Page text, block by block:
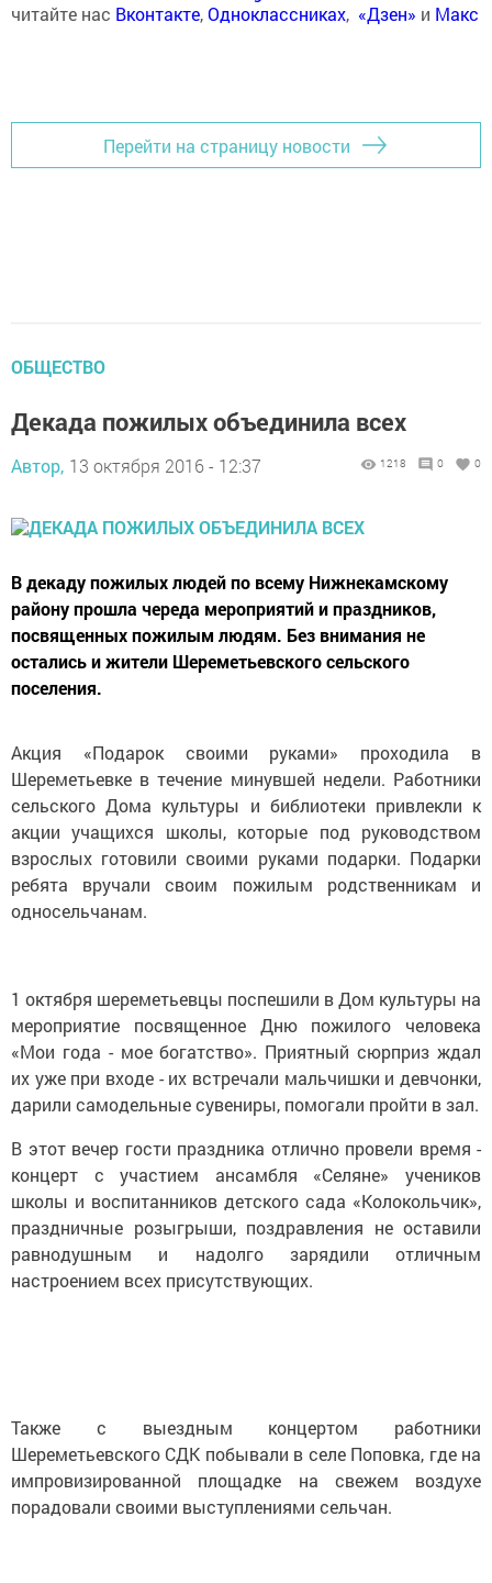
читайте нас Вконтакте,Одноклассниках, «Дзен» и Макс
Перейти на страницу новости
ОБЩЕСТВО
Декада пожилых объединила всех
Автор, 13 октября 2016 - 12:37 1218 0 0
В декаду пожилых людей по всему Нижнекамскому
району прошла череда мероприятий и праздников,
посвященных пожилым людям. Без внимания не
остались и жители Шереметьевского сельского
поселения.
Акция «Подарок своими руками» проходила в
Шереметьевке в течение минувшей недели. Работники
сельского Дома культуры и библиотеки привлекли к
акции учащихся школы, которые под руководством
взрослых готовили своими руками подарки. Подарки
ребята вручали своим пожилым родственникам и
односельчанам.
1 октября шереметьевцы поспешили в Дом культуры на
мероприятие посвященное Дню пожилого человека
«Мои года - мое богатство». Приятный сюрприз ждал
их уже при входе - их встречали мальчишки и девчонки,
дарили самодельные сувениры, помогали пройти в зал.
В этот вечер гости праздника отлично провели время -
концерт с участием ансамбля «Селяне» учеников
школы и воспитанников детского сада «Колокольчик»,
праздничные розыгрыши, поздравления не оставили
равнодушным и надолго зарядили отличным
настроением всех присутствующих.
Также с выездным концертом работники
Шереметьевского СДК побывали в селе Поповка, где на
импровизированной площадке на свежем воздухе
порадовали своими выступлениями сельчан.